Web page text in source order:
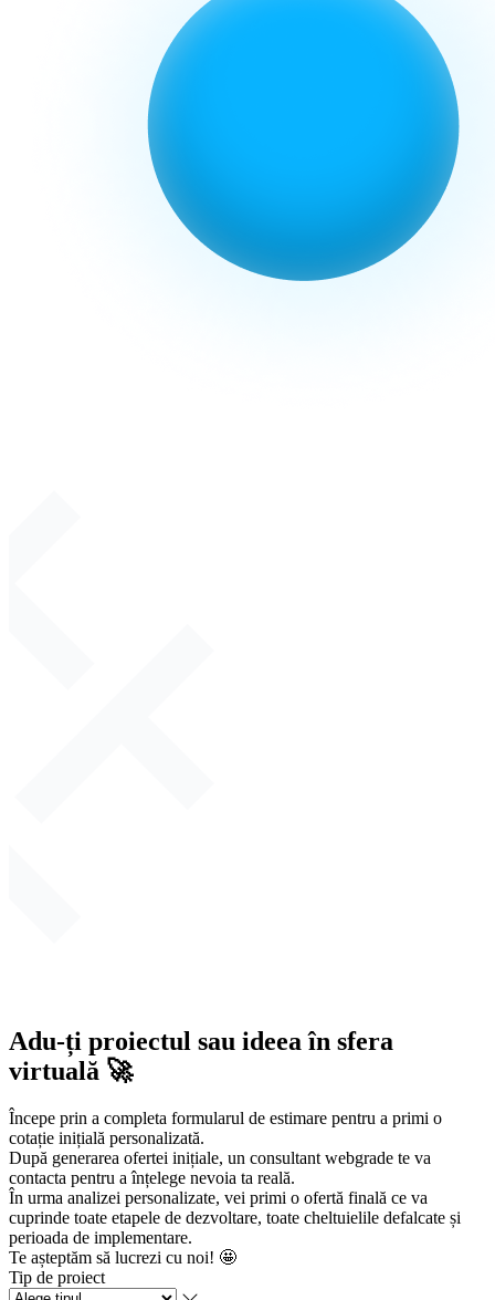
Adu-ți proiectul sau ideea în sfera
virtuală 🚀
Începe prin a completa formularul de estimare pentru a primi o
cotație inițială personalizată.
După generarea ofertei inițiale, un consultant webgrade te va
contacta pentru a înțelege nevoia ta reală.
În urma analizei personalizate, vei primi o ofertă finală ce va
cuprinde toate etapele de dezvoltare, toate cheltuielile defalcate și
perioada de implementare.
Te așteptăm să lucrezi cu noi! 🤩
Tip de proiect